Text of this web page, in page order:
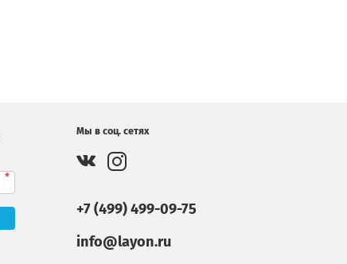
*
Мы в соц. сетях
+7 (499) 499-09-75
info@layon.ru